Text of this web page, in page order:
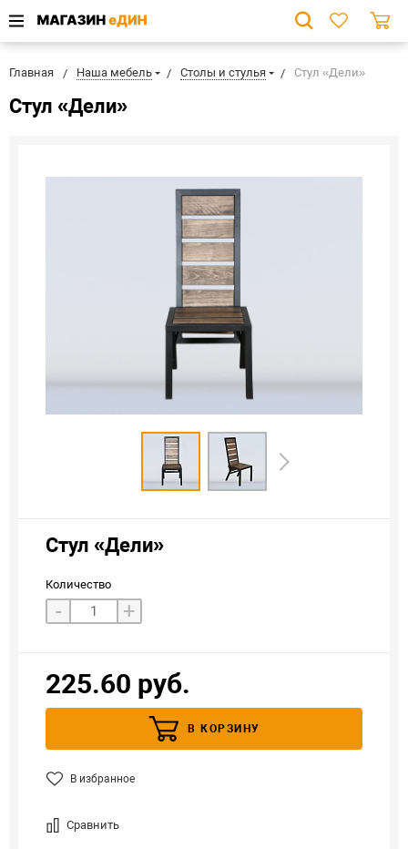
Главная Наша мебель Столы и стулья Стул «Дели»
Стул «Дели»
Стул «Дели»
Количество
- +
225.60 руб.
В КОРЗИНУ
В избранное
Сравнить